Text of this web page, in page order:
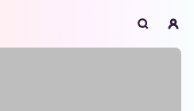
niet ondersteund